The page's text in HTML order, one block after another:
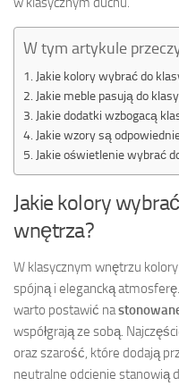
W tym artykule
Jakie kolory wybrać do
Jakie meble pasują do
Jakie dodatki wzbogacą
Jakie wzory są
Jakie oświetlenie wybrać
Jakie kolory
wnętrza?
W klasycznym wnętrzu
spójną i elegancką
warto postawić na
współgrają ze sobą.
oraz szarość, które dodają
neutralne odcienie stanowią